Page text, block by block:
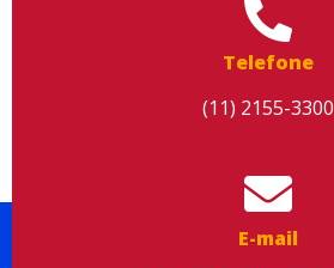
Telefone
(11) 2155-3300
E-mail